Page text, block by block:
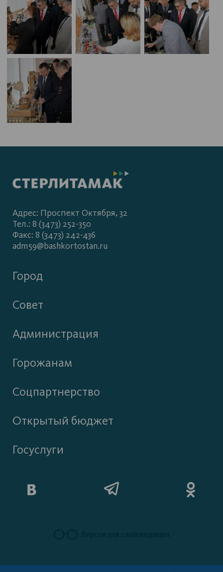
Адрес: Проспект Октября, 32
Тел.: 8 (3473) 252-350
Факс: 8 (3473) 242-436
adm59@bashkortostan.ru
Город
Совет
Администрация
Горожанам
Соцпартнерство
Открытый бюджет
Госуслуги